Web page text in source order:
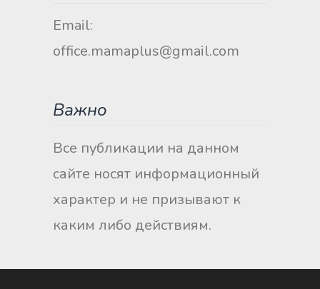
Email:
office.mamaplus@gmail.com
Важно
Все публикации на данном
сайте носят информационный
характер и не призывают к
каким либо действиям.